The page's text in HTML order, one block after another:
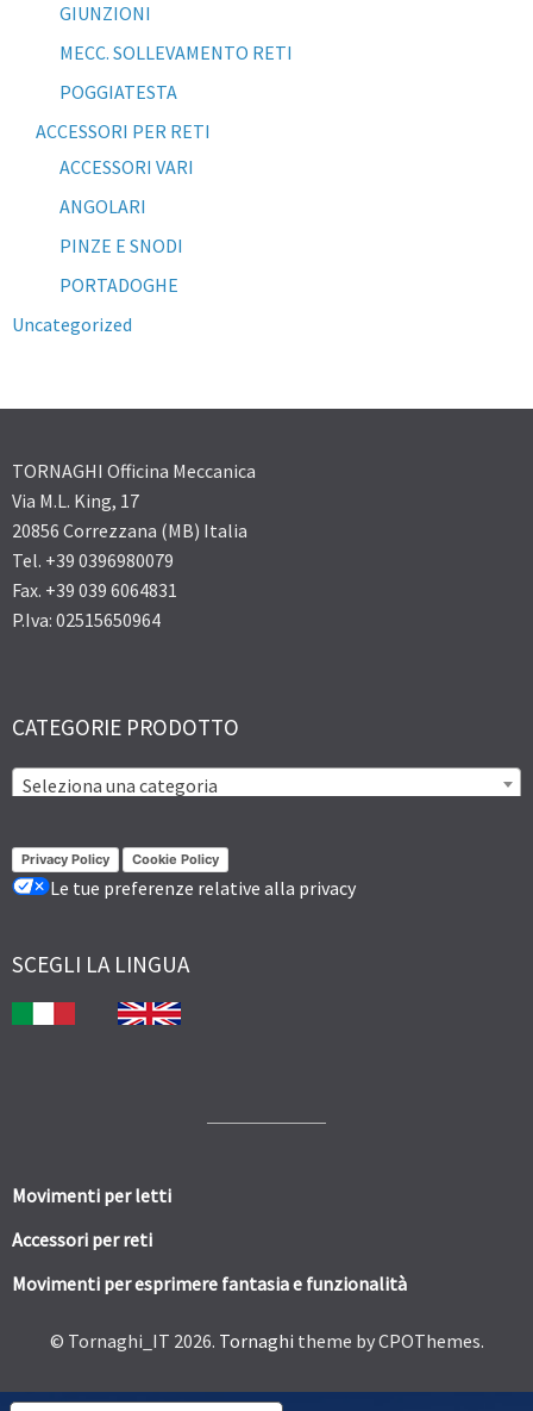
GIUNZIONI
MECC. SOLLEVAMENTO RETI
POGGIATESTA
ACCESSORI PER RETI
ACCESSORI VARI
ANGOLARI
PINZE E SNODI
PORTADOGHE
Uncategorized
TORNAGHI Officina Meccanica
Via M.L. King, 17
20856 Correzzana (MB) Italia
Tel. +39 0396980079
Fax. +39 039 6064831
P.Iva: 02515650964
CATEGORIE PRODOTTO
Seleziona una categoria
Privacy Policy Cookie Policy
Le tue preferenze relative alla privacy
SCEGLI LA LINGUA
Movimenti per letti
Accessori per reti
Movimenti per esprimere fantasia e funzionalità
© Tornaghi_IT 2026. Tornaghi theme by CPOThemes.